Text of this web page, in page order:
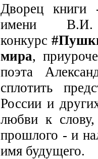
Дворец книги
имени В.И.
конкурс
мира,
поэта
сплотить
России и
любви к
прошлого - и
имя будущего.